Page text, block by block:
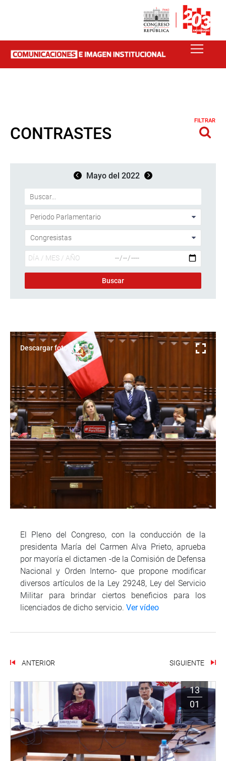
CONTRASTES
FILTRAR
Mayo del 2022
Descargar foto
El Pleno del Congreso, con la conducción de la
presidenta María del Carmen Alva Prieto, aprueba
por mayoría el dictamen -de la Comisión de Defensa
Nacional y Orden Interno- que propone modificar
diversos artículos de la Ley 29248, Ley del Servicio
Militar para brindar ciertos beneficios para los
licenciados de dicho servicio. Ver vídeo
ANTERIOR SIGUIENTE
13
01